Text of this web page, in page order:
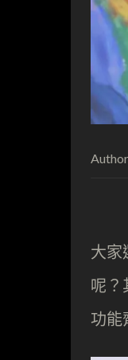
大家
呢？
功能